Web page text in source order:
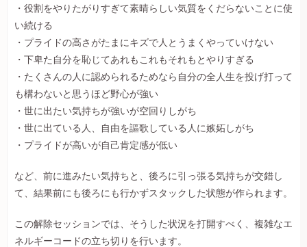
・役割をやりたがりすぎて素晴らしい気質をくだらないことに使
い続ける
・プライドの高さがたまにキズで人とうまくやっていけない
・下卑た自分を恥じてあれもこれもそれもとやりすぎる
・たくさんの人に認められるためなら自分の全人生を投げ打って
も構わないと思うほど野心が強い
・世に出たい気持ちが強いが空回りしがち
・世に出ている人、自由を謳歌している人に嫉妬しがち
・プライドが高いが自己肯定感が低い
など、前に進みたい気持ちと、後ろに引っ張る気持ちが交錯し
て、結果前にも後ろにも行かずスタックした状態が作られます。
この解除セッションでは、そうした状況を打開すべく、複雑なエ
ネルギーコードの立ち切りを行います。